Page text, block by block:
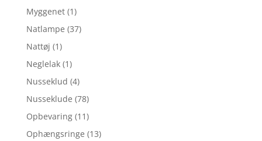
Myggenet (1)
Natlampe (37)
Nattøj (1)
Neglelak (1)
Nusseklud (4)
Nusseklude (78)
Opbevaring (11)
Ophængsringe (13)